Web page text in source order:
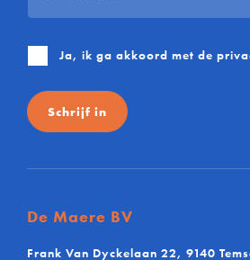
Ja, ik ga akkoord met de
Schrijf in
De Maere BV
Frank Van Dyckelaan 22, 9140